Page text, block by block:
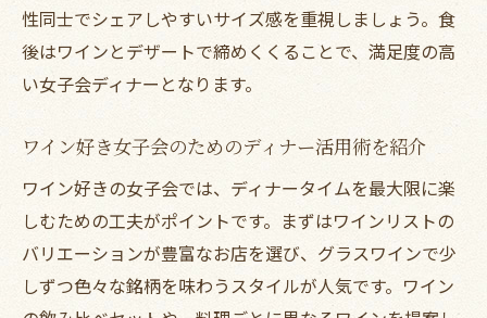
性同士でシェアしやすいサイズ感を重視しましょう。食
後はワインとデザートで締めくくることで、満足度の高
い女子会ディナーとなります。
ワイン好き女子会のためのディナー活用術を紹介
ワイン好きの女子会では、ディナータイムを最大限に楽
しむための工夫がポイントです。まずはワインリストの
バリエーションが豊富なお店を選び、グラスワインで少
しずつ色々な銘柄を味わうスタイルが人気です。ワイン